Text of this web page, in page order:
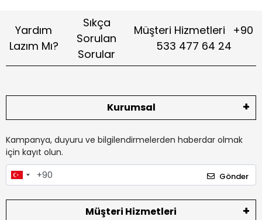
Yardım
Lazım Mı?
Sıkça
Sorulan
Sorular
Müşteri Hizmetleri
+90
533 477 64 24
Kurumsal
Kampanya, duyuru ve bilgilendirmelerden haberdar olmak
için kayıt olun.
Gönder
Müşteri Hizmetleri